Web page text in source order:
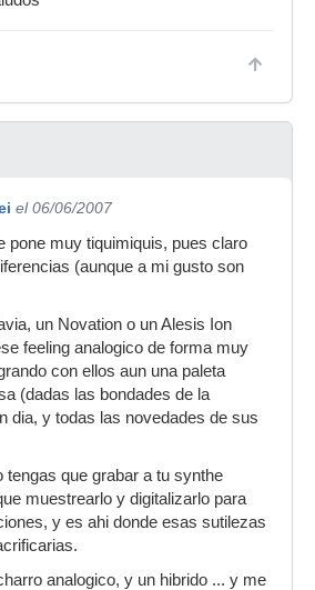
el 06/06/2007
pone muy tiquimiquis, pues claro
(aunque a mi gusto son
un Novation o un Alesis Ion
feeling analogico de forma muy
con ellos aun una paleta
(dadas las bondades de la
dia, y todas las novedades de sus
tengas que grabar a tu synthe
muestrearlo y digitalizarlo para
y es ahi donde esas sutilezas
analogico, y un hibrido ... y me